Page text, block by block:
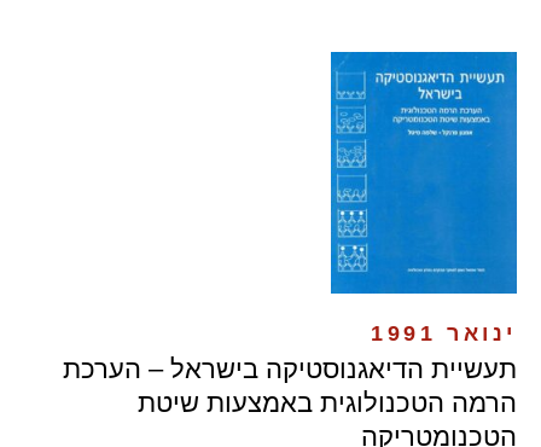
ינואר 1991
תעשיית הדיאגנוסטיקה בישראל – הערכת
הרמה הטכנולוגית באמצעות שיטת
הטכנומטריקה